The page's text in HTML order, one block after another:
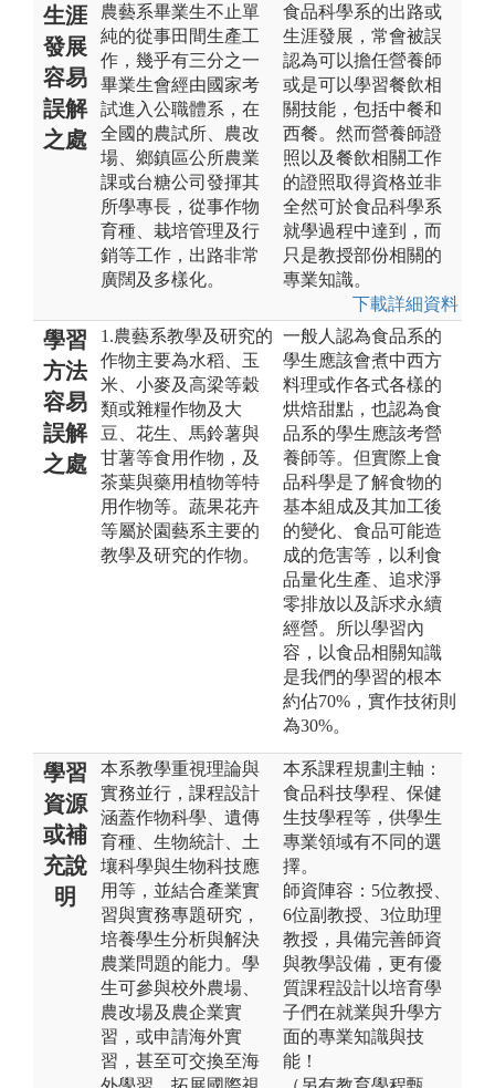
生涯
發展
容易
誤解
之處
農藝系畢業生不止單
純的從事田間生產工
作，幾乎有三分之一
畢業生會經由國家考
試進入公職體系，在
全國的農試所、農改
場、鄉鎮區公所農業
課或台糖公司發揮其
所學專長，從事作物
育種、栽培管理及行
銷等工作，出路非常
廣闊及多樣化。
食品科學系的出路或
生涯發展，常會被誤
認為可以擔任營養師
或是可以學習餐飲相
關技能，包括中餐和
西餐。然而營養師證
照以及餐飲相關工作
的證照取得資格並非
全然可於食品科學系
就學過程中達到，而
只是教授部份相關的
專業知識。
下載詳細資料
學習
方法
容易
誤解
之處
1.農藝系教學及研究的
作物主要為水稻、玉
米、小麥及高梁等穀
類或雜糧作物及大
豆、花生、馬鈴薯與
甘薯等食用作物，及
茶葉與藥用植物等特
用作物等。蔬果花卉
等屬於園藝系主要的
教學及研究的作物。
一般人認為食品系的
學生應該會煮中西方
料理或作各式各樣的
烘焙甜點，也認為食
品系的學生應該考營
養師等。但實際上食
品科學是了解食物的
基本組成及其加工後
的變化、食品可能造
成的危害等，以利食
品量化生產、追求淨
零排放以及訴求永續
經營。所以學習內
容，以食品相關知識
是我們的學習的根本
約佔70%，實作技術則
為30%。
學習
資源
或補
充說
明
本系教學重視理論與
實務並行，課程設計
涵蓋作物科學、遺傳
育種、生物統計、土
壤科學與生物科技應
用等，並結合產業實
習與實務專題研究，
培養學生分析與解決
農業問題的能力。學
生可參與校外農場、
農改場及農企業實
習，或申請海外實
習，甚至可交換至海
本系課程規劃主軸：
食品科技學程、保健
生技學程等，供學生
專業領域有不同的選
擇。
師資陣容：5位教授、
6位副教授、3位助理
教授，具備完善師資
與教學設備，更有優
質課程設計以培育學
子們在就業與升學方
面的專業知識與技
能！